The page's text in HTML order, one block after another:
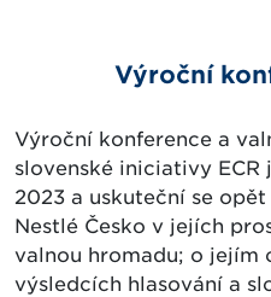
Výroční
Výroční konference a
slovenské iniciativy ECR
2023 a uskuteční se
Nestlé Česko v jejích
valnou hromadu; o jejím
výsledcích hlasování a